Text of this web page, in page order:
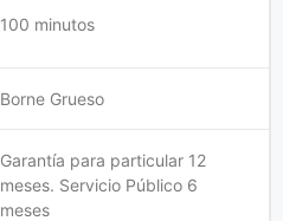
100 minutos
Borne Grueso
Garantía para particular 12
meses. Servicio Público 6
meses